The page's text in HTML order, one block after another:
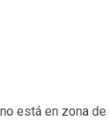
está en zona de